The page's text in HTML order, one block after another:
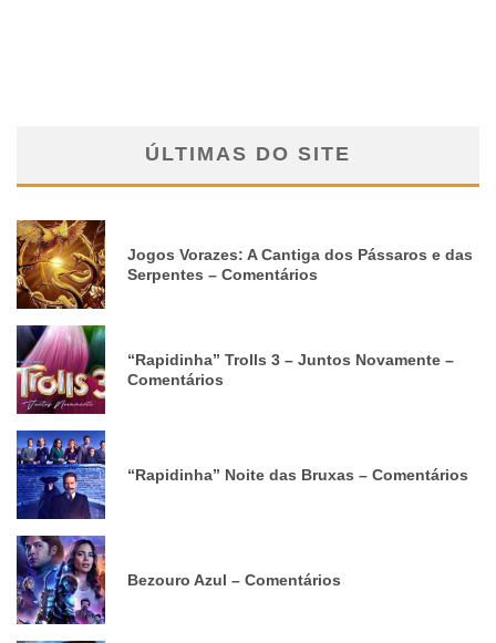
ÚLTIMAS DO SITE
Jogos Vorazes: A Cantiga dos Pássaros e das
Serpentes – Comentários
“Rapidinha” Trolls 3 – Juntos Novamente –
Comentários
“Rapidinha” Noite das Bruxas – Comentários
Bezouro Azul – Comentários